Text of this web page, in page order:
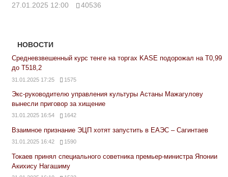
27.01.2025 12:00 40536
НОВОСТИ
Средневзвешенный курс тенге на торгах KASE подорожал на Т0,99
до Т518,2
31.01.2025 17:25 1575
Экс-руководителю управления культуры Астаны Мажагулову
вынесли приговор за хищение
31.01.2025 16:54 1642
Взаимное признание ЭЦП хотят запустить в ЕАЭС – Сагинтаев
31.01.2025 16:42 1590
Токаев принял специального советника премьер-министра Японии
Акихису Нагашиму